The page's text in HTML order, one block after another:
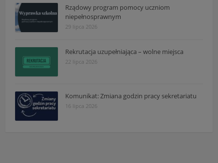
Rządowy program pomocy uczniom
niepełnosprawnym
29 lipca 2026
Rekrutacja uzupełniająca – wolne miejsca
22 lipca 2026
Komunikat: Zmiana godzin pracy sekretariatu
16 lipca 2026